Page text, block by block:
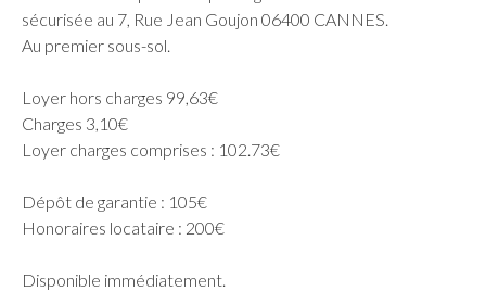
sécurisée au 7, Rue Jean Goujon 06400 CANNES.
Au premier sous-sol.
Loyer hors charges 99,63€
Charges 3,10€
Loyer charges comprises : 102.73€
Dépôt de garantie : 105€
Honoraires locataire : 200€
Disponible immédiatement.